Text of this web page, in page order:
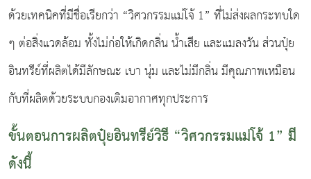
ด้วยเทคนิคที่มีชื่อเรียกว่า “วิศวกรรมแม่โจ้ 1” ที่ไม่ส่งผลกระทบใด
ๆ ต่อสิ่งแวดล้อม ทั้งไม่ก่อให้เกิดกลิ่น น้ำเสีย และแมลงวัน ส่วนปุ๋ย
อินทรีย์ที่ผลิตได้มีลักษณะ เบา นุ่ม และไม่มีกลิ่น มีคุณภาพเหมือน
กับที่ผลิตด้วยระบบกองเติมอากาศทุกประการ
ขั้นตอนการผลิตปุ๋ยอินทรีย์วิธี “วิศวกรรมแม่โจ้ 1” มี
ดังนี้